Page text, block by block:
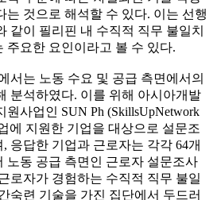
는 것으로 해석할 수 있다. 이는 선행
같이 필리핀 내 수직적 직무 불일치
주요한 요인이라고 볼 수 있다.
서는 노동 수요 및 공급 측면에서의
분석하였다. 이를 위해 아시아개발
원사업인 SUN Ph (SkillsUpNetwork
에 지원한 기업을 대상으로 설문조
응답한 기업과 근로자는 각각 64개
노동 공급 측면인 근로자 설문조사
로자가 경험하는 수직적 직무 불일
숙련 기술을 가진 집단에서 두드러